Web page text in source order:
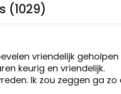
(1029)
vriendelijk
keurig en vriendelijk.
Ik zou zeggen ga zo